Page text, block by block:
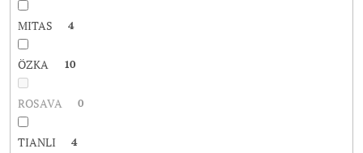
MITAS 4
ÖZKA 10
ROSAVA 0
TIANLI 4